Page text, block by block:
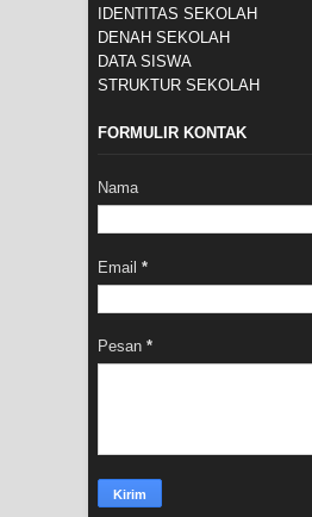
IDENTITAS SEKOLAH
DENAH SEKOLAH
DATA SISWA
STRUKTUR SEKOLAH
FORMULIR KONTAK
Nama
Email *
Pesan *